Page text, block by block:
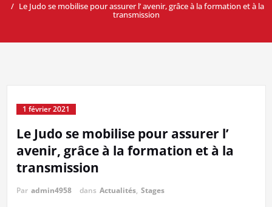
Le Judo se mobilise pour assurer l’ avenir, grâce à la formation et à la
transmission
1 février 2021
Le Judo se mobilise pour assurer l’
avenir, grâce à la formation et à la
transmission
Par admin4958 dans Actualités, Stages